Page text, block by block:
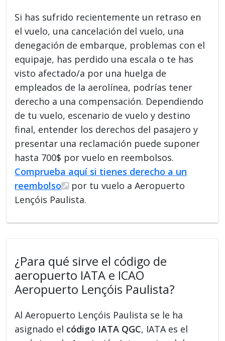
Si has sufrido recientemente un retraso en
el vuelo, una cancelación del vuelo, una
denegación de embarque, problemas con el
equipaje, has perdido una escala o te has
visto afectado/a por una huelga de
empleados de la aerolínea, podrías tener
derecho a una compensación. Dependiendo
de tu vuelo, escenario de vuelo y destino
final, entender los derechos del pasajero y
presentar una reclamación puede suponer
hasta 700$ por vuelo en reembolsos.
Comprueba aquí si tienes derecho a un
reembolso
por tu vuelo a Aeropuerto
Lençóis Paulista.
¿Para qué sirve el código de
aeropuerto IATA e ICAO
Aeropuerto Lençóis Paulista?
Al Aeropuerto Lençóis Paulista se le ha
asignado el código IATA QGC, IATA es el